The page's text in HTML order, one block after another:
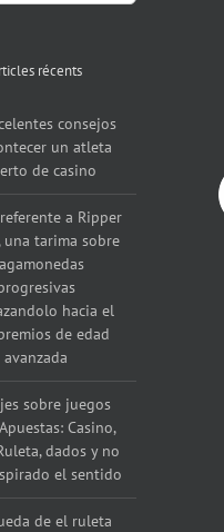
récents
consejos
un atleta
de casino
a Ripper
una tarima sobre
hacia el
de edad
avanzada
sobre juegos
Casino,
dados y no
el sentido
de el ruleta